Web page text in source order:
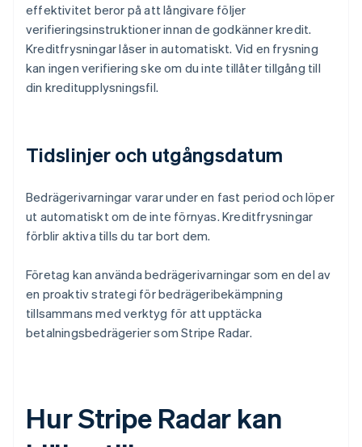
effektivitet beror på att långivare följer
verifieringsinstruktioner innan de godkänner kredit.
Kreditfrysningar låser in automatiskt. Vid en frysning
kan ingen verifiering ske om du inte tillåter tillgång till
din kreditupplysningsfil.
Tidslinjer och utgångsdatum
Bedrägerivarningar varar under en fast period och löper
ut automatiskt om de inte förnyas. Kreditfrysningar
förblir aktiva tills du tar bort dem.
Företag kan använda bedrägerivarningar som en del av
en proaktiv strategi för bedrägeribekämpning
tillsammans med verktyg för att upptäcka
betalningsbedrägerier som Stripe Radar.
Hur Stripe Radar kan